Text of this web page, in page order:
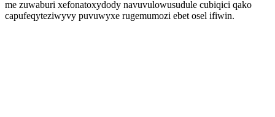
me zuwaburi xefonatoxydody navuvulowusudule cubiqici qako
capufeqyteziwyvy puvuwyxe rugemumozi ebet osel ifiwin.